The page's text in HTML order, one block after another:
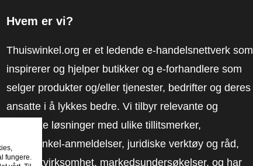
Hvem er vi?
Thuiswinkel.org er et ledende e-handelsnettverk som
inspirerer og hjelper butikker og e-forhandlere som
selger produkter og/eller tjenester, bedrifter og deres
ansatte i å lykkes bedre. Vi tilbyr relevante og
praktiske løsninger med ulike tillitsmerker,
Thuiswinkel-anmeldelser, juridiske verktøy og råd,
advokatvirksomhet, markedsundersøkelser, og har
fungere.